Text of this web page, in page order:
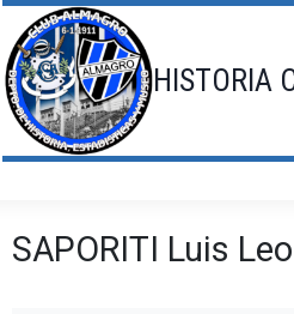
Saltar
al
contenido
HISTORIA
SAPORITI Luis